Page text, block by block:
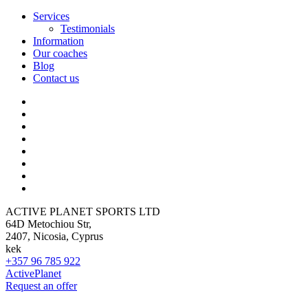
Services
Testimonials
Information
Our coaches
Blog
Contact us
ACTIVE PLANET SPORTS LTD
64D Metochiou Str,
2407, Nicosia, Cyprus
kek
+357 96 785 922
ActivePlanet
Request an offer